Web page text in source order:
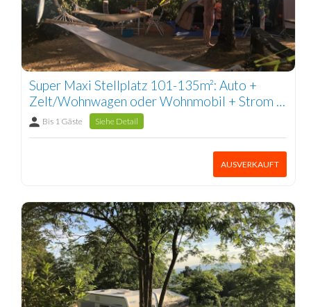
Super Maxi Stellplatz 101-135m²: Auto +
Zelt/Wohnwagen oder Wohnmobil + Strom 1
Pers.
Bis 1 Gäste Siehe Detail
AUSVERKAUFT